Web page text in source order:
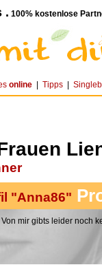
. 100% kostenlose
online Tipps
"Anna86"
Von mir gibts leider noch